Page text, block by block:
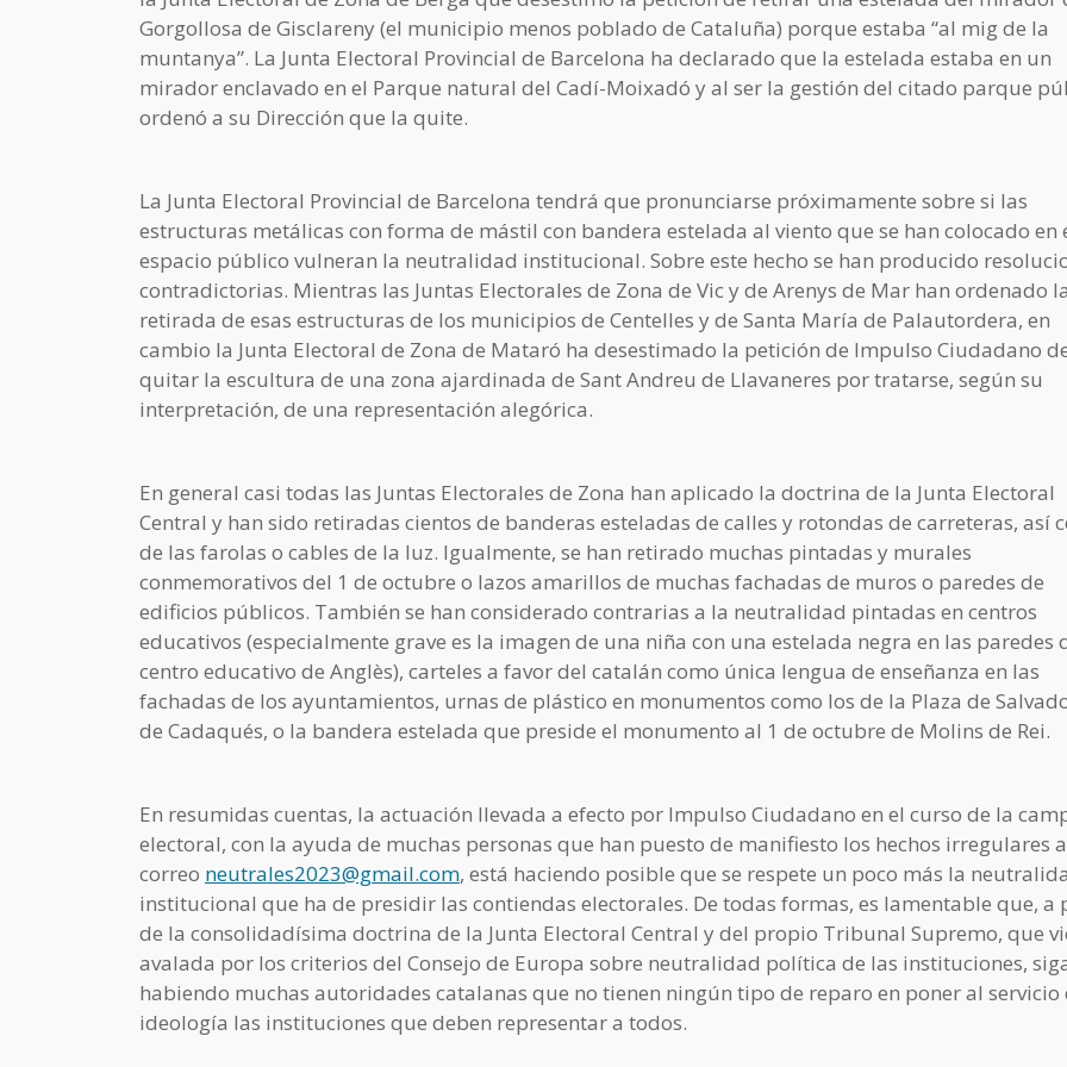
Gorgollosa de Gisclareny (el municipio menos poblado de Cataluña) porque estaba “al mig de la
muntanya”. La Junta Electoral Provincial de Barcelona ha declarado que la estelada estaba en un
mirador enclavado en el Parque natural del Cadí-Moixadó y al ser la gestión del citado parque
ordenó a su Dirección que la quite.
La Junta Electoral Provincial de Barcelona tendrá que pronunciarse próximamente sobre si las
estructuras metálicas con forma de mástil con bandera estelada al viento que se han colocado en
espacio público vulneran la neutralidad institucional. Sobre este hecho se han producido
contradictorias. Mientras las Juntas Electorales de Zona de Vic y de Arenys de Mar han ordenado la
retirada de esas estructuras de los municipios de Centelles y de Santa María de Palautordera, en
cambio la Junta Electoral de Zona de Mataró ha desestimado la petición de Impulso Ciudadano
quitar la escultura de una zona ajardinada de Sant Andreu de Llavaneres por tratarse, según su
interpretación, de una representación alegórica.
En general casi todas las Juntas Electorales de Zona han aplicado la doctrina de la Junta Electoral
Central y han sido retiradas cientos de banderas esteladas de calles y rotondas de carreteras, así
de las farolas o cables de la luz. Igualmente, se han retirado muchas pintadas y murales
conmemorativos del 1 de octubre o lazos amarillos de muchas fachadas de muros o paredes de
edificios públicos. También se han considerado contrarias a la neutralidad pintadas en centros
educativos (especialmente grave es la imagen de una niña con una estelada negra en las paredes
centro educativo de Anglès), carteles a favor del catalán como única lengua de enseñanza en las
fachadas de los ayuntamientos, urnas de plástico en monumentos como los de la Plaza de
de Cadaqués, o la bandera estelada que preside el monumento al 1 de octubre de Molins de Rei.
En resumidas cuentas, la actuación llevada a efecto por Impulso Ciudadano en el curso de la
electoral, con la ayuda de muchas personas que han puesto de manifiesto los hechos irregulares
correo neutrales2023@gmail.com, está haciendo posible que se respete un poco más la
institucional que ha de presidir las contiendas electorales. De todas formas, es lamentable que, a
de la consolidadísima doctrina de la Junta Electoral Central y del propio Tribunal Supremo, que
avalada por los criterios del Consejo de Europa sobre neutralidad política de las instituciones,
habiendo muchas autoridades catalanas que no tienen ningún tipo de reparo en poner al servicio
ideología las instituciones que deben representar a todos.